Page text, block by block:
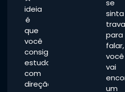
ideia
é
que
você
consiga
estudar
com
direção,
se
sinta
para
falar,
você
vai
um